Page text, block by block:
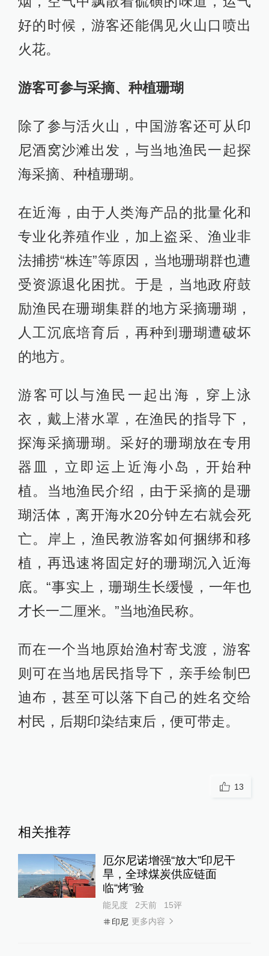
好的时候，游客还能偶见火山口喷出
火花。
游客可参与采摘、种植珊瑚
除了参与活火山，中国游客还可从印
尼酒窝沙滩出发，与当地渔民一起探
海采摘、种植珊瑚。
在近海，由于人类海产品的批量化和
专业化养殖作业，加上盗采、渔业非
法捕捞“株连”等原因，当地珊瑚群也遭
受资源退化困扰。于是，当地政府鼓
励渔民在珊瑚集群的地方采摘珊瑚，
人工沉底培育后，再种到珊瑚遭破坏
的地方。
游客可以与渔民一起出海，穿上泳
衣，戴上潜水罩，在渔民的指导下，
探海采摘珊瑚。采好的珊瑚放在专用
器皿，立即运上近海小岛，开始种
植。当地渔民介绍，由于采摘的是珊
瑚活体，离开海水20分钟左右就会死
亡。岸上，渔民教游客如何捆绑和移
植，再迅速将固定好的珊瑚沉入近海
底。“事实上，珊瑚生长缓慢，一年也
才长一二厘米。”当地渔民称。
而在一个当地原始渔村寄戈渡，游客
则可在当地居民指导下，亲手绘制巴
迪布，甚至可以落下自己的姓名交给
村民，后期印染结束后，便可带走。
13
相关推荐
厄尔尼诺增强“放大”印尼干
旱，全球煤炭供应链面
临“烤”验
能见度 2天前 15评
印尼 更多内容